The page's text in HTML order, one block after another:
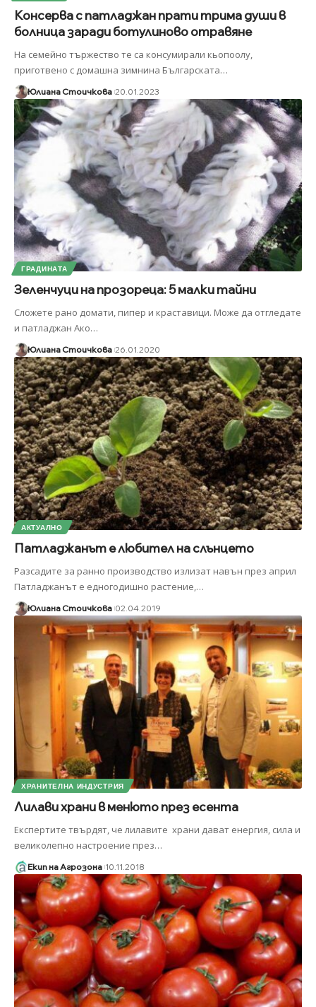
Консерва с патладжан прати трима души в
болница заради ботулиново отравяне
На семейно тържество те са консумирали кьопоолу,
приготвено с домашна зимнина Българската…
Юлиана Стоичкова 20.01.2023
ГРАДИНАТА
Зеленчуци на прозореца: 5 малки тайни
Сложете рано домати, пипер и краставици. Може да отгледате
и патладжан Ако…
Юлиана Стоичкова 26.01.2020
АКТУАЛНО
Патладжанът е любител на слънцето
Разсадите за ранно производство излизат навън през април
Патладжанът е едногодишно растение,…
Юлиана Стоичкова 02.04.2019
ХРАНИТЕЛНА ИНДУСТРИЯ
Лилави храни в менюто през есента
Експертите твърдят, че лилавите храни дават енергия, сила и
великолепно настроение през…
Екип на Агрозона 10.11.2018